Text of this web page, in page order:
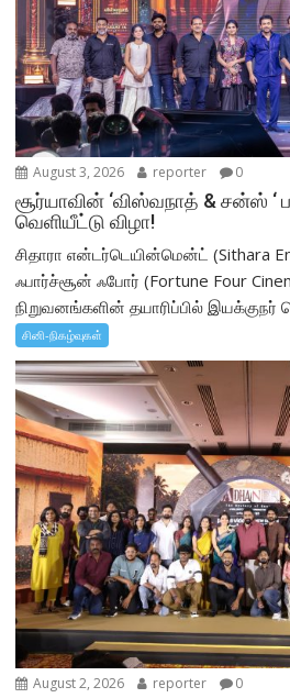
August 3, 2026 reporter 0
சூர்யாவின் ‘விஸ்வநாத் & சன்ஸ்
வெளியீட்டு விழா!
சிதாரா என்டர்டெயின்மென்ட் (Sithara
ஃபார்ச்சூன் ஃபோர் (Fortune Four
நிறுவனங்களின் தயாரிப்பில் இயக்குநர்
சினி-நிகழ்வுகள்
August 2, 2026 reporter 0